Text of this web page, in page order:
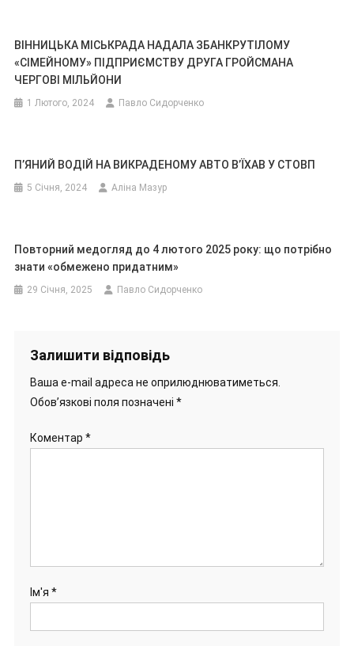
ВІННИЦЬКА МІСЬКРАДА НАДАЛА ЗБАНКРУТІЛОМУ
«СІМЕЙНОМУ» ПІДПРИЄМСТВУ ДРУГА ГРОЙСМАНА
ЧЕРГОВІ МІЛЬЙОНИ
1 Лютого, 2024 Павло Сидорченко
П’ЯНИЙ ВОДІЙ НА ВИКРАДЕНОМУ АВТО В’ЇХАВ У СТОВП
5 Січня, 2024 Аліна Мазур
Повторний медогляд до 4 лютого 2025 року: що потрібно
знати «обмежено придатним»
29 Січня, 2025 Павло Сидорченко
Залишити відповідь
Ваша e-mail адреса не оприлюднюватиметься.
Обов’язкові поля позначені *
Коментар *
Ім'я *